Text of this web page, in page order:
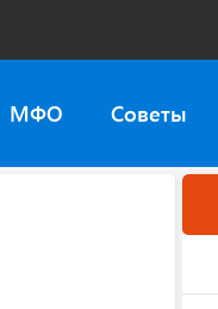
МФО Советы